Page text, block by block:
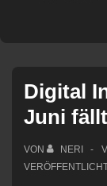
Digital
Juni
VON NERI